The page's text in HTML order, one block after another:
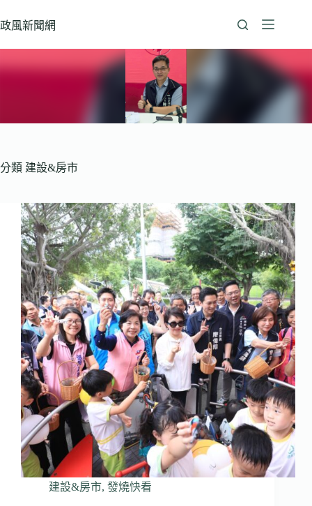
至
政風新聞網
分類 建設&房市
建設&房市, 發燒快看